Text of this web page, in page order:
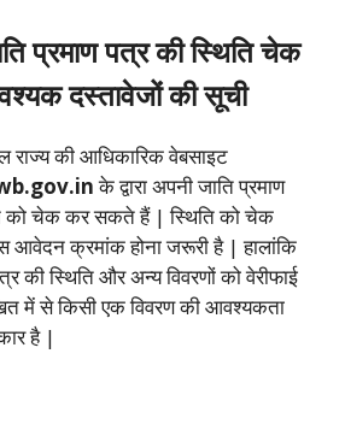
प्रमाण पत्र की स्थिति चेक
दस्तावेजों की सूची
राज्य की आधिकारिक वेबसाइट
के द्वारा अपनी जाति प्रमाण
को चेक कर सकते हैं | स्थिति को चेक
क्रमांक होना जरूरी है | हालांकि
की स्थिति और अन्य विवरणों को वेरीफाई
में से किसी एक विवरण की आवश्यकता
है |